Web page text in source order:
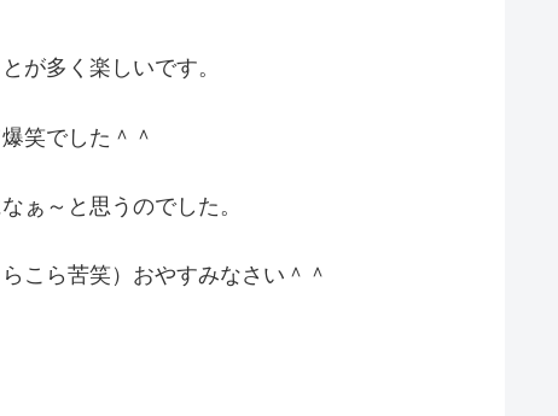
が多く楽しいです。
笑でした＾＾
ぁ～と思うのでした。
こら苦笑）おやすみなさい＾＾